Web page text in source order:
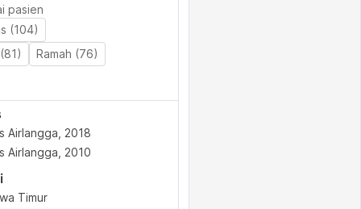
pasien
(104)
Ramah (76)
Airlangga, 2018
Airlangga, 2010
Timur